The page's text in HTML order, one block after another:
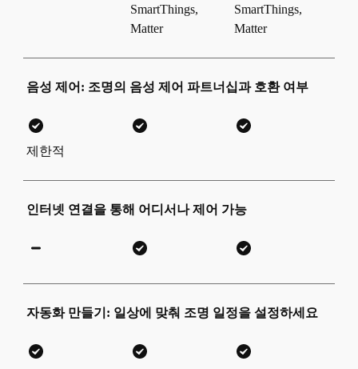
SmartThings,
Matter
SmartThings,
Matter
음성 제어: 조명의 음성 제어 파트너십과 호환 여부
제한적
인터넷 연결을 통해 어디서나 제어 가능
자동화 만들기: 일상에 맞춰 조명 일정을 설정하세요